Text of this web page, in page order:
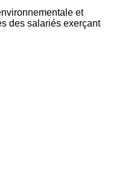
et
des salariés exerçant